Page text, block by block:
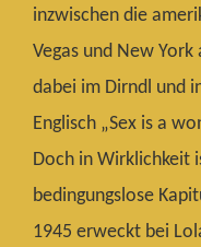
inzwischen die
Vegas und New
dabei im Dirndl und
Englisch „Sex is a
Doch in Wirklichkeit
bedingungslose
1945 erweckt bei